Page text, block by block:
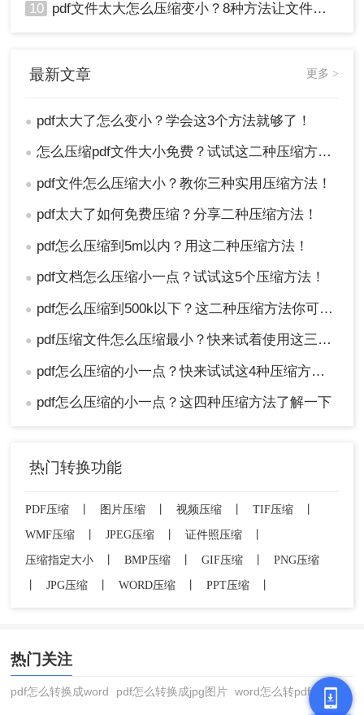
10 pdf文件太大怎么压缩变小？8种方法让文件轻松"瘦身"！
最新文章 更多 >
● pdf太大了怎么变小？学会这3个方法就够了！
● 怎么压缩pdf文件大小免费？试试这二种压缩方法！
● pdf文件怎么压缩大小？教你三种实用压缩方法！
● pdf太大了如何免费压缩？分享二种压缩方法！
● pdf怎么压缩到5m以内？用这二种压缩方法！
● pdf文档怎么压缩小一点？试试这5个压缩方法！
● pdf怎么压缩到500k以下？这二种压缩方法你可以轻松学会！
● pdf压缩文件怎么压缩最小？快来试着使用这三种压缩方法！
● pdf怎么压缩的小一点？快来试试这4种压缩方法！
● pdf怎么压缩的小一点？这四种压缩方法了解一下
热门转换功能
PDF压缩 图片压缩 视频压缩 TIF压缩
WMF压缩
JPEG压缩 证件照压缩
压缩指定大小
BMP压缩 GIF压缩
PNG压缩
JPG压缩 WORD压缩 PPT压缩
热门关注
pdf怎么转换成word pdf怎么转换成jpg图片 word怎么转pdf